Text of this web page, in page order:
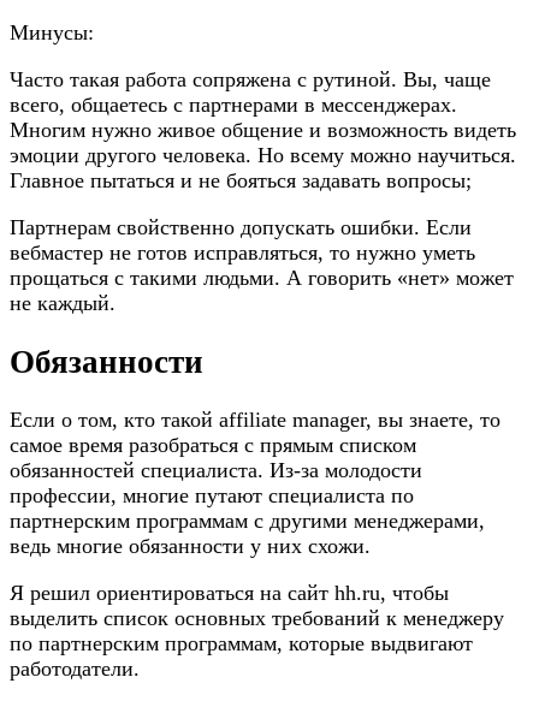
Минусы:
Часто такая работа сопряжена с рутиной. Вы, чаще
всего, общаетесь с партнерами в мессенджерах.
Многим нужно живое общение и возможность видеть
эмоции другого человека. Но всему можно научиться.
Главное пытаться и не бояться задавать вопросы;
Партнерам свойственно допускать ошибки. Если
вебмастер не готов исправляться, то нужно уметь
прощаться с такими людьми. А говорить «нет» может
не каждый.
Обязанности
Если о том, кто такой affiliate manager, вы знаете, то
самое время разобраться с прямым списком
обязанностей специалиста. Из-за молодости
профессии, многие путают специалиста по
партнерским программам с другими менеджерами,
ведь многие обязанности у них схожи.
Я решил ориентироваться на сайт hh.ru, чтобы
выделить список основных требований к менеджеру
по партнерским программам, которые выдвигают
работодатели.